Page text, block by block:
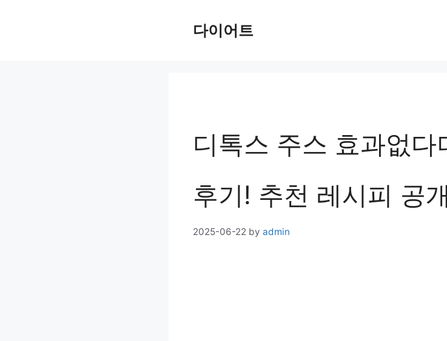
다이어트
디톡스 주스 효과없다
후기! 추천 레시피 공개
2025-06-22 by admin